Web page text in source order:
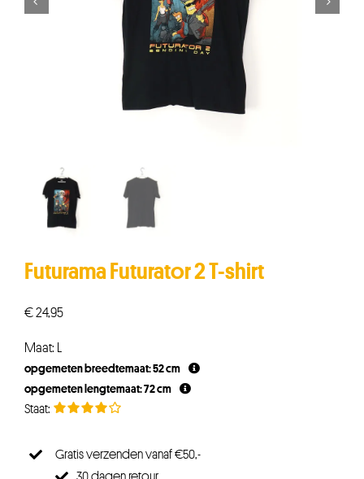
Futurama Futurator 2 T-shirt
€24,95
Maat: L
opgemeten breedtemaat: 52 cm
opgemeten lengtemaat: 72 cm
Gratis verzenden vanaf €50,-